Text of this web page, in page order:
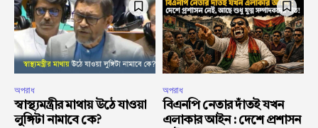
অপরাধ
স্বাস্থ্যমন্ত্রীর মাথায় উঠে যাওয়া
লুঙ্গিটা নামাবে কে?
অপরাধ
বিএনপি নেতার দাঁতই যখন
এলাকার আইন : দেশে প্রশাসন